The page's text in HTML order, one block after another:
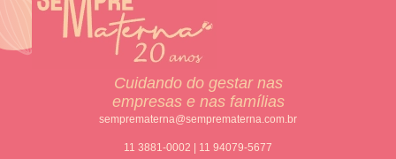
Cuidando do gestar nas
empresas e nas famílias
semprematerna@semprematerna.com.br
11 3881-0002 | 11 94079-5677